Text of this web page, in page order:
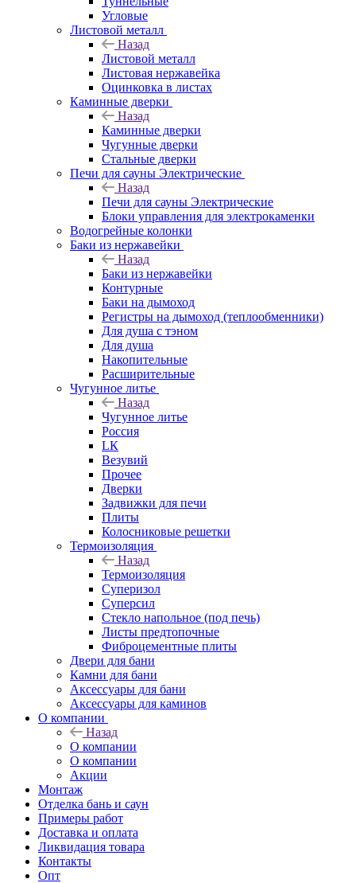
Угловые
Листовой металл
Назад
Листовой металл
Листовая нержавейка
Оцинковка в листах
Каминные дверки
Назад
Каминные дверки
Чугунные дверки
Стальные дверки
Печи для сауны Электрические
Назад
Печи для сауны Электрические
Блоки управления для электрокаменки
Водогрейные колонки
Баки из нержавейки
Назад
Баки из нержавейки
Контурные
Баки на дымоход
Регистры на дымоход (теплообменники)
Для душа с тэном
Для душа
Накопительные
Расширительные
Чугунное литье
Назад
Чугунное литье
Россия
LК
Везувий
Прочее
Дверки
Задвижки для печи
Плиты
Колосниковые решетки
Термоизоляция
Назад
Термоизоляция
Суперизол
Суперсил
Стекло напольное (под печь)
Листы предтопочные
Фиброцементные плиты
Двери для бани
Камни для бани
Аксессуары для бани
Аксессуары для каминов
О компании
Назад
О компании
О компании
Акции
Монтаж
Отделка бань и саун
Примеры работ
Доставка и оплата
Ликвидация товара
Контакты
Опт